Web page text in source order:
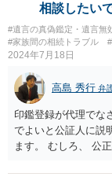
相談したいで
#遺言の真偽鑑定・遺言無
#家族間の相続トラブル
2024年7月18日
高島 秀行 弁
印鑑登録が代理でな
でよいと公証人に説
ます。 むしろ、 公